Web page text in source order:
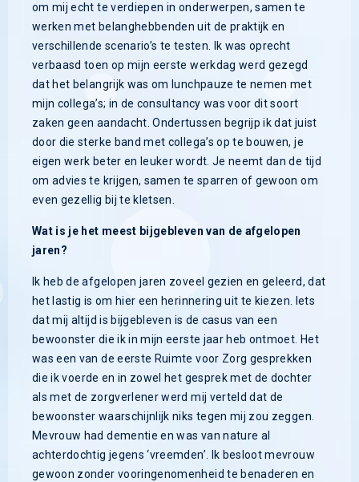
om mij echt te verdiepen in onderwerpen, samen te
werken met belanghebbenden uit de praktijk en
verschillende scenario’s te testen. Ik was oprecht
verbaasd toen op mijn eerste werkdag werd gezegd
dat het belangrijk was om lunchpauze te nemen met
mijn collega’s; in de consultancy was voor dit soort
zaken geen aandacht. Ondertussen begrijp ik dat juist
door die sterke band met collega’s op te bouwen, je
eigen werk beter en leuker wordt. Je neemt dan de tijd
om advies te krijgen, samen te sparren of gewoon om
even gezellig bij te kletsen.
Wat is je het meest bijgebleven van de afgelopen
jaren?
Ik heb de afgelopen jaren zoveel gezien en geleerd, dat
het lastig is om hier een herinnering uit te kiezen. Iets
dat mij altijd is bijgebleven is de casus van een
bewoonster die ik in mijn eerste jaar heb ontmoet. Het
was een van de eerste Ruimte voor Zorg gesprekken
die ik voerde en in zowel het gesprek met de dochter
als met de zorgverlener werd mij verteld dat de
bewoonster waarschijnlijk niks tegen mij zou zeggen.
Mevrouw had dementie en was van nature al
achterdochtig jegens ‘vreemden’. Ik besloot mevrouw
gewoon zonder vooringenomenheid te benaderen en